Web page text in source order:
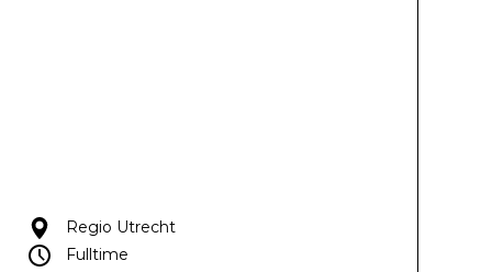
Regio Utrecht
Fulltime